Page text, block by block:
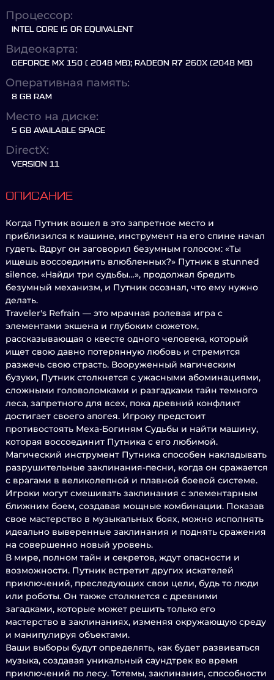
Процессор:
INTEL CORE I5 OR EQUIVALENT
Видеокарта:
GEFORCE MX 150 ( 2048 MB); RADEON R7 260X (2048 MB)
Оперативная память:
8 GB RAM
Место на диске:
5 GB AVAILABLE SPACE
DirectX:
VERSION 11
ОПИСАНИЕ
Когда Путник вошел в это запретное место и
приблизился к машине, инструмент на его спине начал
гудеть. Вдруг он заговорил безумным голосом: «Ты
ищешь воссоединить влюбленных?» Путник в stunned
silence. «Найди три судьбы…», продолжал бредить
безумный механизм, и Путник осознал, что ему нужно
делать.
Traveler's Refrain — это мрачная ролевая игра с
элементами экшена и глубоким сюжетом,
рассказывающая о квесте одного человека, который
ищет свою давно потерянную любовь и стремится
разжечь свою страсть. Вооруженный магическим
бузуки, Путник столкнется с ужасными абоминациями,
сложными головоломками и разгадками тайн темного
леса, запретного для всех, пока древний конфликт
достигает своего апогея. Игроку предстоит
противостоять Меха-Богиням Судьбы и найти машину,
которая воссоединит Путника с его любимой.
Магический инструмент Путника способен накладывать
разрушительные заклинания-песни, когда он сражается
с врагами в великолепной и плавной боевой системе.
Игроки могут смешивать заклинания с элементарным
ближним боем, создавая мощные комбинации. Показав
свое мастерство в музыкальных боях, можно исполнять
идеально выверенные заклинания и поднять сражения
на совершенно новый уровень.
В мире, полном тайн и секретов, ждут опасности и
возможности. Путник встретит других искателей
приключений, преследующих свои цели, будь то люди
или роботы. Он также столкнется с древними
загадками, которые может решить только его
мастерство в заклинаниях, изменяя окружающую среду
и манипулируя объектами.
Ваши выборы будут определять, как будет развиваться
музыка, создавая уникальный саундтрек во время
приключений по лесу. Тотемы, заклинания, способности